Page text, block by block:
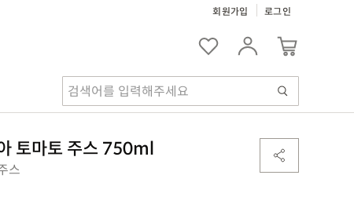
회원가입 로그인
토마토 주스 750ml
스